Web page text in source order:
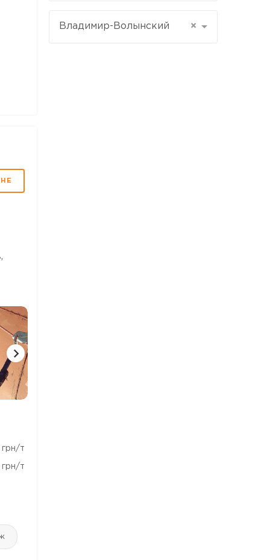
грн/т
грн/т
×
Владимир-Волынский